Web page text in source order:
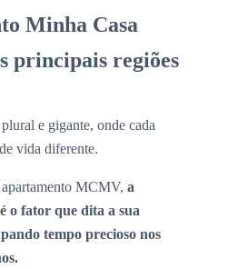
Minha Casa
principais regiões
e gigante, onde cada
vida diferente.
MCMV, a
o fator que dita a sua
tempo precioso nos